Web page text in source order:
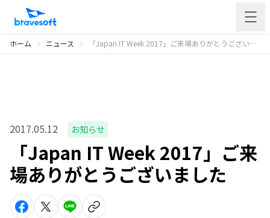
ホーム ニュース 「Japan IT Week 2017」ご来場ありがとうございました
2017.05.12 お知らせ
「Japan IT Week 2017」ご来
場ありがとうございました